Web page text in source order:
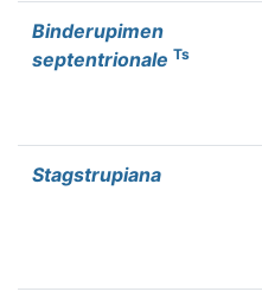
Binderupimen
septentrionale Ts
Stagstrupiana